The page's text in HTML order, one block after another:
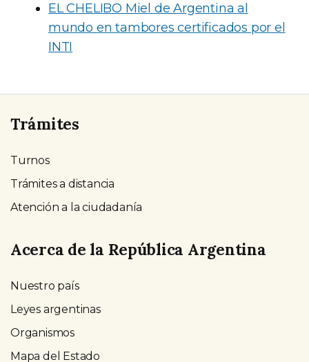
EL CHELIBO Miel de Argentina al
mundo en tambores certificados por el
INTI
Trámites
Turnos
Trámites a distancia
Atención a la ciudadanía
Acerca de la República Argentina
Nuestro país
Leyes argentinas
Organismos
Mapa del Estado